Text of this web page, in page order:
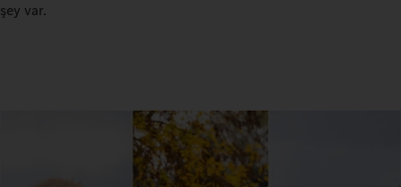
şey var.